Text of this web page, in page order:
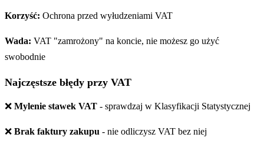
Korzyść: Ochrona przed wyłudzeniami VAT
Wada: VAT "zamrożony" na koncie, nie możesz go użyć
swobodnie
Najczęstsze błędy przy VAT
❌ Mylenie stawek VAT - sprawdzaj w Klasyfikacji Statystycznej
❌ Brak faktury zakupu - nie odliczysz VAT bez niej